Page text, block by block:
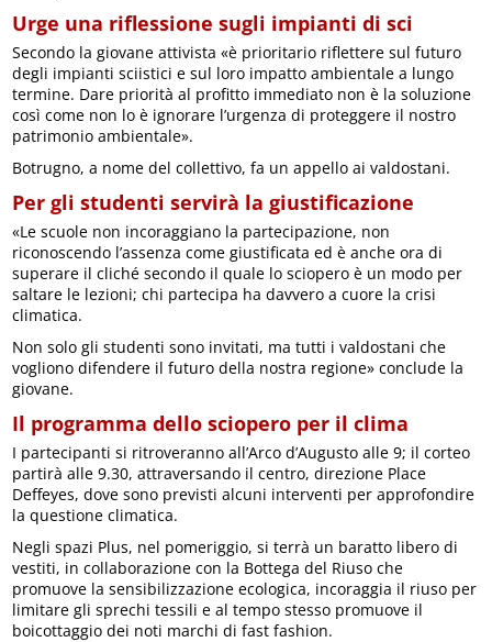
Urge una riflessione sugli impianti di sci
Secondo la giovane attivista «è prioritario riflettere sul futuro
degli impianti sciistici e sul loro impatto ambientale a lungo
termine. Dare priorità al profitto immediato non è la soluzione
così come non lo è ignorare l’urgenza di proteggere il nostro
patrimonio ambientale».
Botrugno, a nome del collettivo, fa un appello ai valdostani.
Per gli studenti servirà la giustificazione
«Le scuole non incoraggiano la partecipazione, non
riconoscendo l’assenza come giustificata ed è anche ora di
superare il cliché secondo il quale lo sciopero è un modo per
saltare le lezioni; chi partecipa ha davvero a cuore la crisi
climatica.
Non solo gli studenti sono invitati, ma tutti i valdostani che
vogliono difendere il futuro della nostra regione» conclude la
giovane.
Il programma dello sciopero per il clima
I partecipanti si ritroveranno all’Arco d’Augusto alle 9; il corteo
partirà alle 9.30, attraversando il centro, direzione Place
Deffeyes, dove sono previsti alcuni interventi per approfondire
la questione climatica.
Negli spazi Plus, nel pomeriggio, si terrà un baratto libero di
vestiti, in collaborazione con la Bottega del Riuso che
promuove la sensibilizzazione ecologica, incoraggia il riuso per
limitare gli sprechi tessili e al tempo stesso promuove il
boicottaggio dei noti marchi di fast fashion.